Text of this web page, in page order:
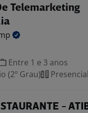
Telemarketing
Entre 1 e 3 anos
(2º Grau)
Presencial
-